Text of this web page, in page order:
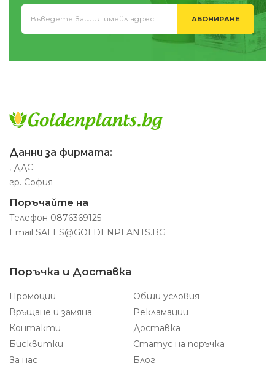
АБОНИРАНЕ
Данни за фирмата:
, ДДС:
гр. София
Поръчайте на
Телефон 0876369125
Email SALES@GOLDENPLANTS.BG
Поръчка и Доставка
Промоции
Общи условия
Връщане и замяна
Рекламации
Контакти
Доставка
Бисквитки
Статус на поръчка
За нас
Блог